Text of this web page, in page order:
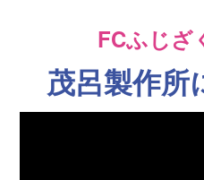
FCふじざ
茂呂製作所